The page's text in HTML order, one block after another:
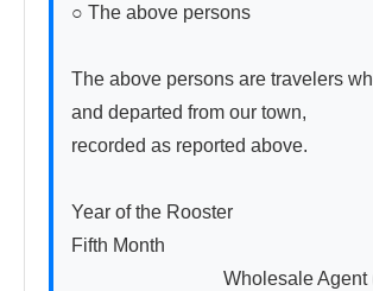
○ The above persons
The above persons are travelers
and departed from our town,
recorded as reported above.
Year of the Rooster
Fifth Month
Wholesale Agent